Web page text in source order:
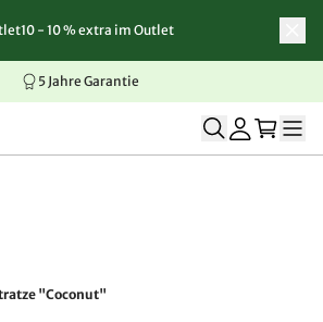
- 10 % extra im Outlet
5 Jahre Garantie
"Coconut"